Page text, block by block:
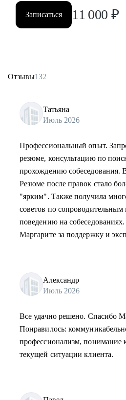
Записаться 11 000 ₽
Отзывы132
Татьяна
Июль 2026
Профессиональный опыт.
резюме, консультацию по
прохождению собеседования.
Резюме после правок стало
"ярким". Также получила
советов по
поведению на
Маргарите за поддержку и
Александр
Июль 2026
Все удачно решено. Спасибо
Понравилось:
профессионализм, понимание
текущей ситуации клиента.